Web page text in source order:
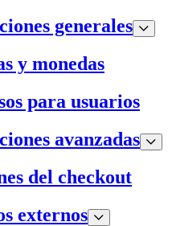
generales
y monedas
para usuarios
avanzadas
del checkout
externos